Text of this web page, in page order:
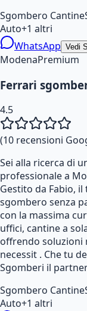
Sgombero Cantine
Auto+1 altri
WhatsApp Vedi
ModenaPremium
Ferrari
4.5
(10 recensioni
Sei alla ricerca di
professionale a
Gestito da Fabio,
sgombero senza
con la massima
uffici, cantine a
offrendo soluzioni
necessit . Che tu
Sgomberi il
Sgombero Cantine
Auto+1 altri